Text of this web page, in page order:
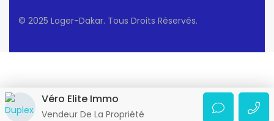
© 2025 Loger-Dakar. Tous Droits Réservés.
Véro Elite Immo
Vendeur De La Propriété